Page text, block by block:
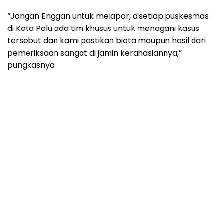
“Jangan Enggan untuk melapor, disetiap puskesmas
di Kota Palu ada tim khusus untuk menagani kasus
tersebut dan kami pastikan biota maupun hasil dari
pemeriksaan sangat di jamin kerahasiannya,”
pungkasnya.